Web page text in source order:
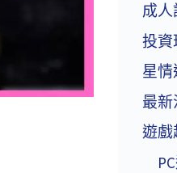
成人
投資
星
最新
遊戲